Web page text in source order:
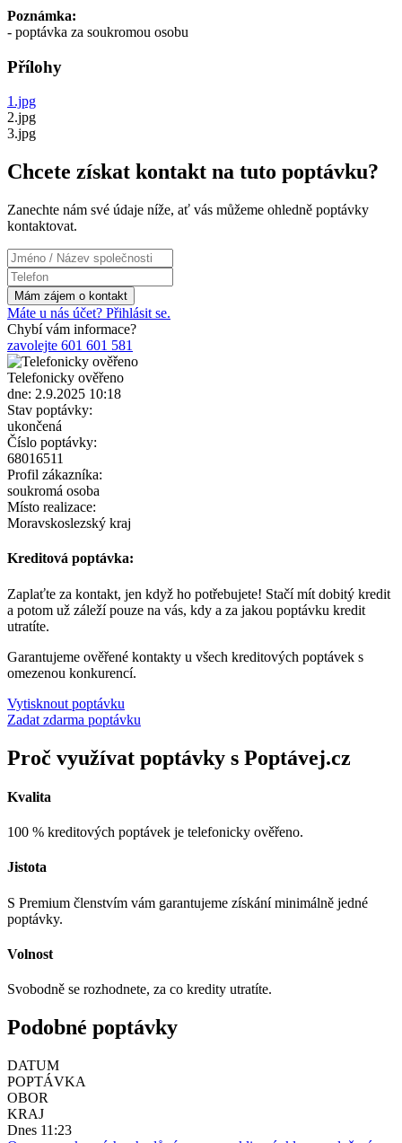
Poznámka:
- poptávka za soukromou osobu
Přílohy
1.jpg
2.jpg
3.jpg
Chcete získat kontakt na tuto poptávku?
Zanechte nám své údaje níže, ať vás můžeme ohledně poptávky
kontaktovat.
Máte u nás účet? Přihlásit se.
Chybí vám informace?
zavolejte 601 601 581
Telefonicky ověřeno
dne: 2.9.2025 10:18
Stav poptávky:
ukončená
Číslo poptávky:
68016511
Profil zákazníka:
soukromá osoba
Místo realizace:
Moravskoslezský kraj
Kreditová poptávka:
Zaplaťte za kontakt, jen když ho potřebujete! Stačí mít dobitý kredit
a potom už záleží pouze na vás, kdy a za jakou poptávku kredit
utratíte.
Garantujeme ověřené kontakty u všech kreditových poptávek s
omezenou konkurencí.
Vytisknout poptávku
Zadat zdarma poptávku
Proč využívat poptávky s Poptávej.cz
Kvalita
100 % kreditových poptávek je telefonicky ověřeno.
Jistota
S Premium členstvím vám garantujeme získání minimálně jedné
poptávky.
Volnost
Svobodně se rozhodnete, za co kredity utratíte.
Podobné poptávky
DATUM
POPTÁVKA
OBOR
KRAJ
Dnes 11:23